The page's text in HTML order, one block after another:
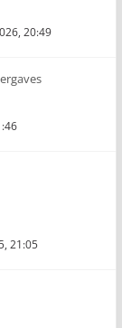
20:49
21:05